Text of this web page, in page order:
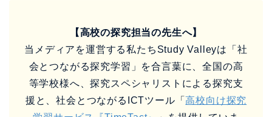
【高校の探究担当の先生へ】
当メディアを運営する私たちStudy Valleyは「社
会とつながる探究学習」を合言葉に、全国の高
等学校様へ、探究スペシャリストによる探究支
援と、社会とつながるICTツール「高校向け探究